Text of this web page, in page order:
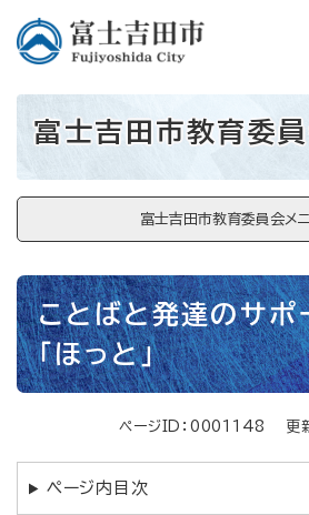
の
す。
富士吉田市教育委
富士吉田市教育委員会メ
本
文 ことばと発達のサポ
「ほっと」
ページID：0001148 更
ページ内目次